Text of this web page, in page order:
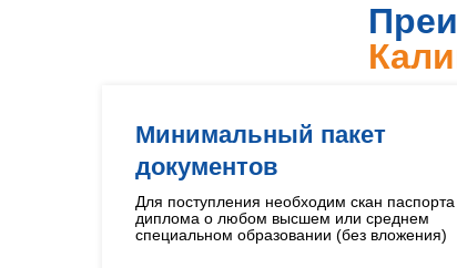
Минимальный пакет
документов
Для поступления необходим скан паспорта
диплома о любом высшем или среднем
специальном образовании (без вложения)